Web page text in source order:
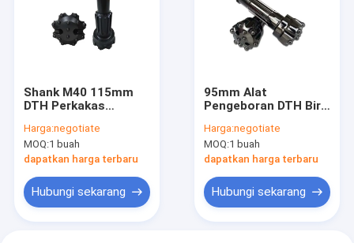
Shank M40 115mm
DTH Perkakas
'' DTH Bit Untuk
Pertambangan Batu
Harga:negotiate
MOQ:1 buah
dapatkan harga terbaru
Hubungi sekarang
95mm Alat
Pengeboran DTH Biru
DTH Bit Untuk
Pengeboran Sumur
Air
Harga:negotiate
MOQ:1 buah
dapatkan harga terbaru
Hubungi sekarang